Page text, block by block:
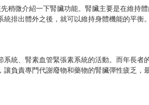
稍微介紹一下腎臟功能。腎臟主要是在維持
排出體外之後，就可以維持身體機能的平衡。
統、腎素血管緊張素系統的活動。而年長者
負責專門代謝廢物和藥物的腎臟彈性疲乏，